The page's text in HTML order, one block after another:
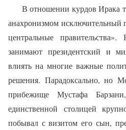
В отношении курдов Ирака
анахронизмом
центральные
занимают президентский и
влиять на многие важные
решения. Парадоксально, но
прибежище Мустафа
единственной столицей
побывал с визитом его сын,